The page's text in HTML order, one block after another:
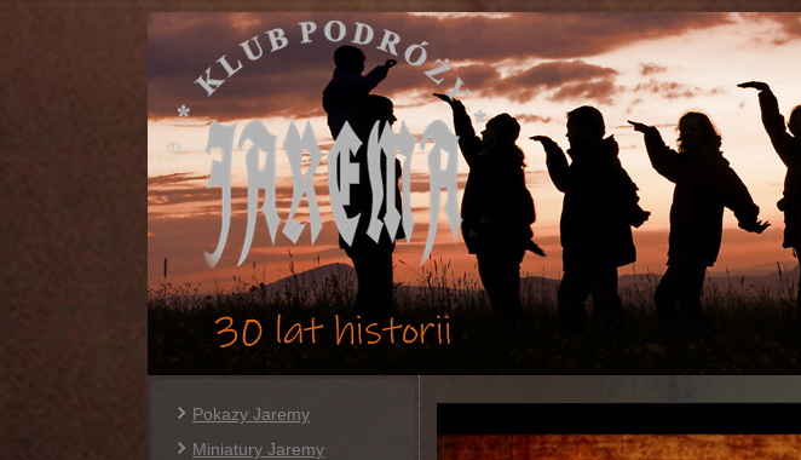
Pokazy Jaremy
Miniatury Jaremy